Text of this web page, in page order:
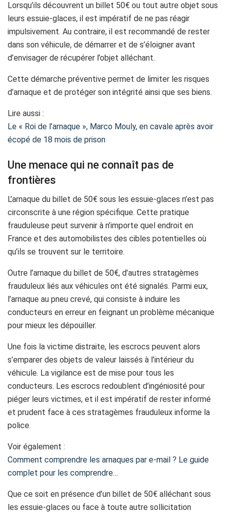
Lorsqu’ils découvrent un billet 50€ ou tout autre objet sous
leurs essuie-glaces, il est impératif de ne pas réagir
impulsivement. Au contraire, il est recommandé de rester
dans son véhicule, de démarrer et de s’éloigner avant
d’envisager de récupérer l’objet alléchant.
Cette démarche préventive permet de limiter les risques
d’arnaque et de protéger son intégrité ainsi que ses biens.
Lire aussi :
Le « Roi de l’arnaque », Marco Mouly, en cavale après avoir
écopé de 18 mois de prison
Une menace qui ne connaît pas de
frontières
L’arnaque du billet de 50€ sous les essuie-glaces n’est pas
circonscrite à une région spécifique. Cette pratique
frauduleuse peut survenir à n’importe quel endroit en
France et des automobilistes des cibles potentielles où
qu’ils se trouvent sur le territoire.
Outre l’arnaque du billet de 50€, d’autres stratagèmes
frauduleux liés aux véhicules ont été signalés. Parmi eux,
l’arnaque au pneu crevé, qui consiste à induire les
conducteurs en erreur en feignant un problème mécanique
pour mieux les dépouiller.
Une fois la victime distraite, les escrocs peuvent alors
s’emparer des objets de valeur laissés à l’intérieur du
véhicule. La vigilance est de mise pour tous les
conducteurs. Les escrocs redoublent d’ingéniosité pour
piéger leurs victimes, et il est impératif de rester informé
et prudent face à ces stratagèmes frauduleux informe la
police.
Voir également :
Comment comprendre les arnaques par e-mail ? Le guide
complet pour les comprendre…
Que ce soit en présence d’un billet de 50€ alléchant sous
les essuie-glaces ou face à toute autre sollicitation